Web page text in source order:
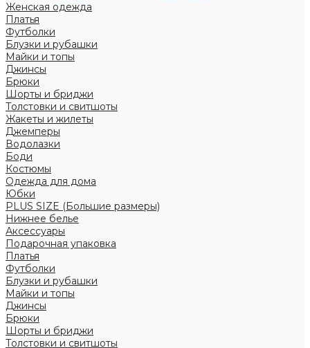
Женская одежда
Платья
Футболки
Блузки и рубашки
Майки и топы
Джинсы
Брюки
Шорты и бриджи
Толстовки и свитшоты
Жакеты и жилеты
Джемперы
Водолазки
Боди
Костюмы
Одежда для дома
Юбки
PLUS SIZE (Большие размеры)
Нижнее белье
Аксессуары
Подарочная упаковка
Платья
Футболки
Блузки и рубашки
Майки и топы
Джинсы
Брюки
Шорты и бриджи
Толстовки и свитшоты